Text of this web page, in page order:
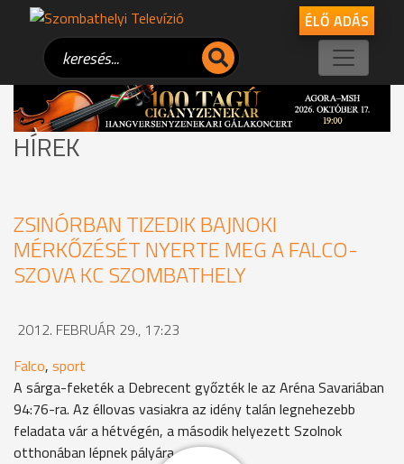
ÉLŐ ADÁS
HÍREK
ZSINÓRBAN TIZEDIK BAJNOKI
MÉRKŐZÉSÉT NYERTE MEG A FALCO-
SZOVA KC SZOMBATHELY
2012. FEBRUÁR 29., 17:23
Falco, sport
A sárga-feketék a Debrecent győzték le az Aréna Savariában
94:76-ra. Az éllovas vasiakra az idény talán legnehezebb
feladata vár a hétvégén, a második helyezett Szolnok
otthonában lépnek pályára.